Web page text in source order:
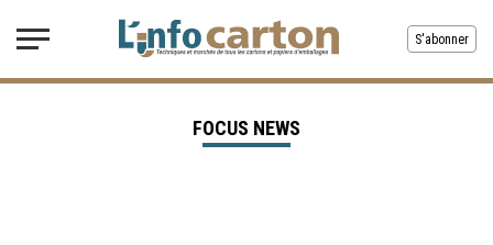
S'abonner
FOCUS NEWS